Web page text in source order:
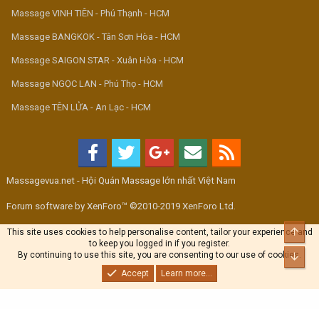
Massage VINH TIÊN - Phú Thạnh - HCM
Massage BANGKOK - Tân Sơn Hòa - HCM
Massage SAIGON STAR - Xuân Hòa - HCM
Massage NGỌC LAN - Phú Thọ - HCM
Massage TÊN LỬA - An Lạc - HCM
Massagevua.net - Hội Quán Massage lớn nhất Việt Nam
Forum software by XenForo™ ©2010-2019 XenForo Ltd.
This site uses cookies to help personalise content, tailor your experience and
to keep you logged in if you register.
By continuing to use this site, you are consenting to our use of cookies.
Accept
Learn more...
Top